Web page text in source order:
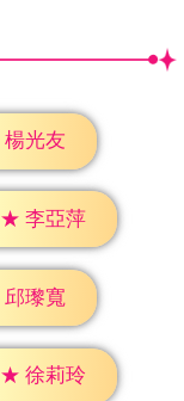
楊光友
★ 李亞萍
邱瓈寬
★ 徐莉玲